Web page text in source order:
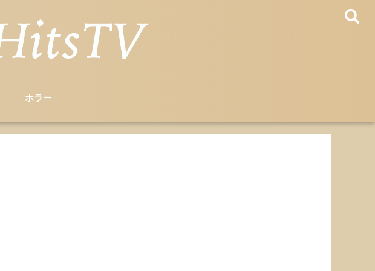
ホラー